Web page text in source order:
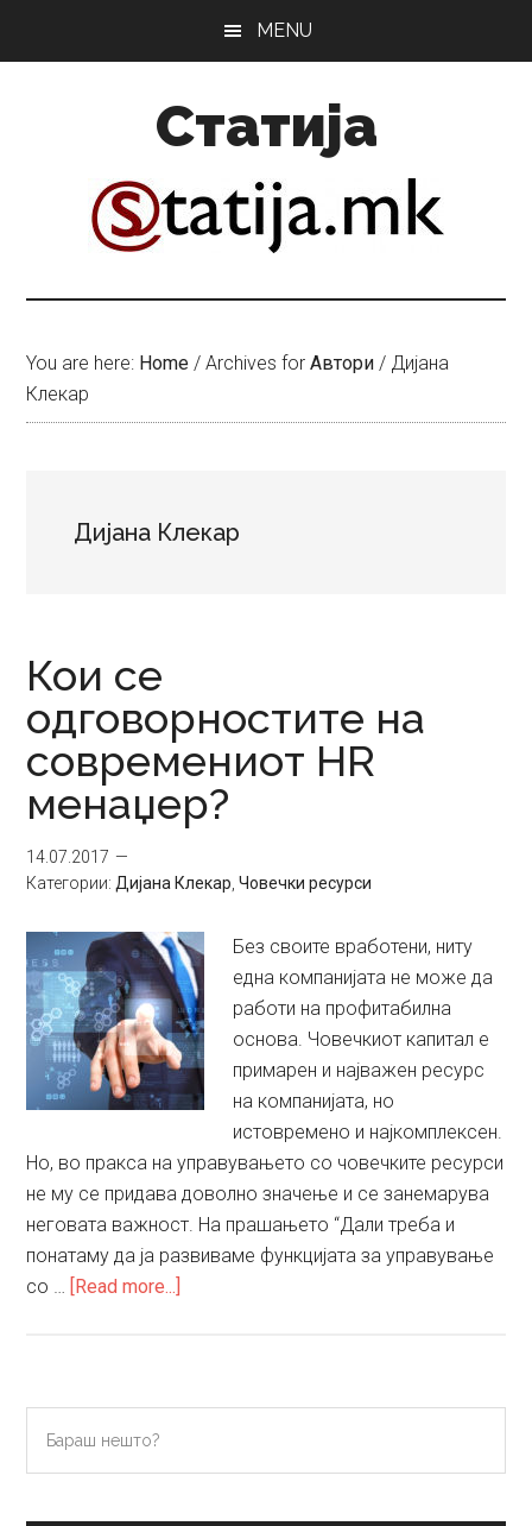
MENU
Статија
You are here: Home / Archives forАвтори / Дијана
Клекар
Дијана Клекар
Кои се
одговорностите на
современиот HR
менаџер?
14.07.2017
Категории: Дијана Клекар ,Човечки ресурси
Без своите вработени, ниту
една компанијата не може да
работи на профитабилна
основа. Човечкиот капитал е
примарен и најважен ресурс
на компанијата, но
истовремено и најкомплексен.
Но, во пракса на управувањето со човечките ресурси
не му се придава доволно значење и се занемарува
неговата важност. На прашањето “Дали треба и
понатаму да ја развиваме функцијата за управување
со … [Read more...]
на
HR
Primary
Sidebar
нешто?